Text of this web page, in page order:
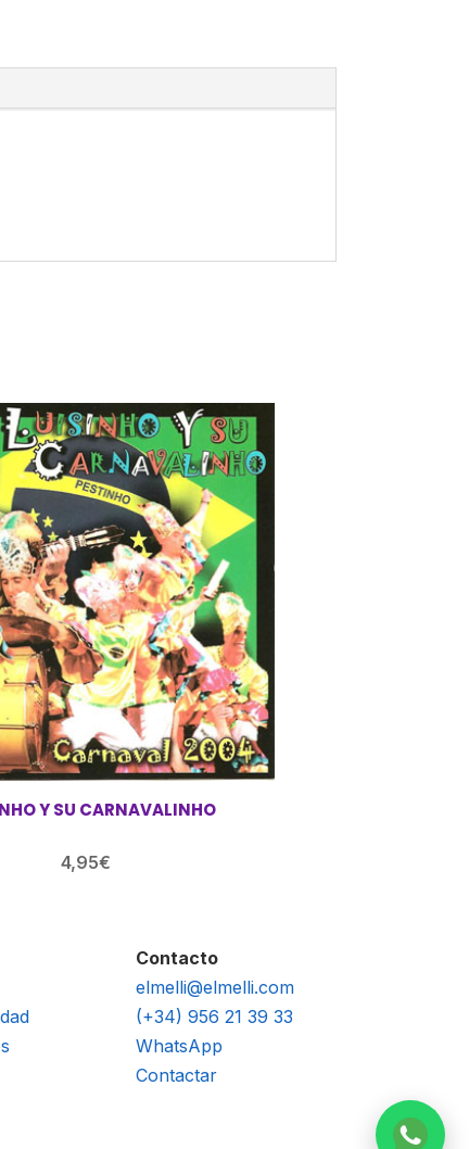
Y SU CARNAVALINHO
4,95€
Contacto
elmelli@elmelli.com
(+34) 956 21 39 33
WhatsApp
Contactar